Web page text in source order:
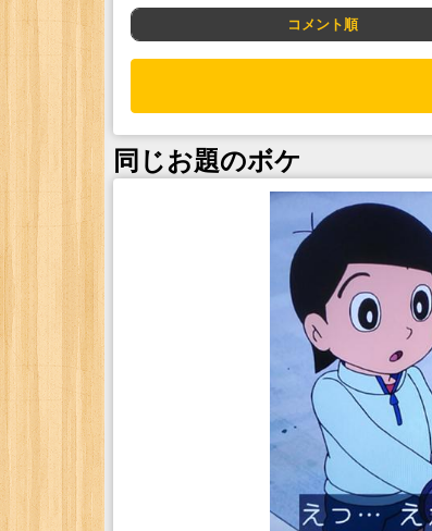
コメント順
同じお題のボケ